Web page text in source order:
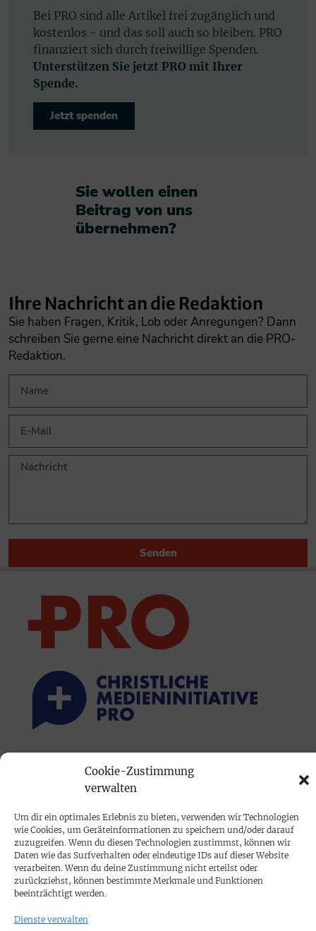
Cookie-Zustimmung
verwalten
Um dir ein optimales Erlebnis zu bieten, verwenden wir Technologien
wie Cookies, um Geräteinformationen zu speichern und/oder darauf
zuzugreifen. Wenn du diesen Technologien zustimmst, können wir
Daten wie das Surfverhalten oder eindeutige IDs auf dieser Website
verarbeiten. Wenn du deine Zustimmung nicht erteilst oder
zurückziehst, können bestimmte Merkmale und Funktionen
beeinträchtigt werden.
Dienste verwalten
Bei PRO sind alle Artikel frei zugänglich und
kostenlos - und das soll auch so bleiben. PRO
finanziert sich durch freiwillige Spenden.
Unterstützen Sie jetzt PRO mit Ihrer
Spende.
Jetzt spenden
Sie wollen einen
Beitrag von uns
übernehmen?​
Ihre Nachricht an die Redaktion
Sie haben Fragen, Kritik, Lob oder Anregungen? Dann
schreiben Sie gerne eine Nachricht direkt an die PRO-
Redaktion.
Senden
PRINTAUSGABE
Mediadaten
PROKOMPAKT
Impressum
SPENDEN
Datenschutz